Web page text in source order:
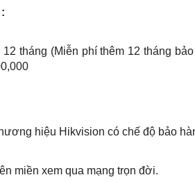
12 tháng (Miễn phí thêm 12 tháng
hiệu Hikvision có chế độ bảo
miền xem qua mạng trọn đời.